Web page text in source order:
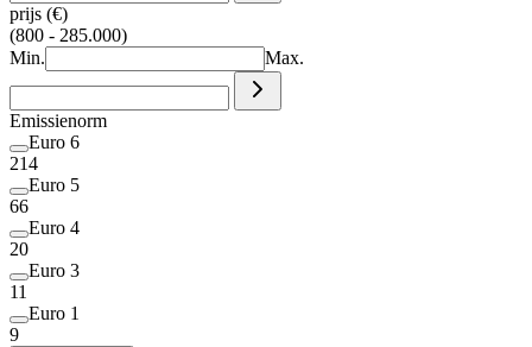
prijs (€)
(800 - 285.000)
Min.
Max.
Emissienorm
Euro 6
214
Euro 5
66
Euro 4
20
Euro 3
11
Euro 1
9